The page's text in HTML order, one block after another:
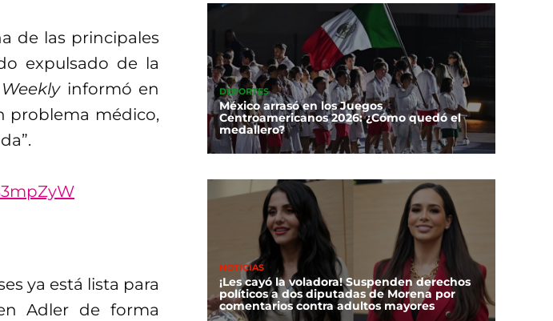
de las principales
expulsado de la
informó en
problema médico,
ya está lista para
Adler de forma
DEPORTES
México arrasó en los Juegos
Centroamericanos 2026: ¿Cómo quedó el
medallero?
NOTICIAS
¡Les cayó la voladora! Suspenden derechos
políticos a dos diputadas de Morena por
comentarios contra adultos mayores